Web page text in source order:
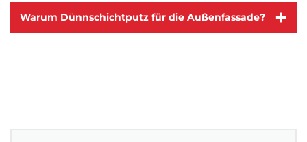
Warum Dünnschichtputz für die Außenfassade? +